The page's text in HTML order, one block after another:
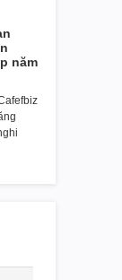
năm